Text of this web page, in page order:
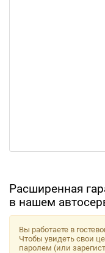
Расширенная
в нашем
Вы работаете в
Чтобы увидеть свои
паролем (или